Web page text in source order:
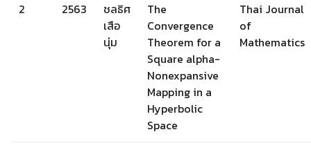
2 2563
ชลธิศ
เสือ
นุ่ม
The
Convergence
Theorem for a
Square alpha-
Nonexpansive
Mapping in a
Hyperbolic
Space
Thai Journal
of
Mathematics